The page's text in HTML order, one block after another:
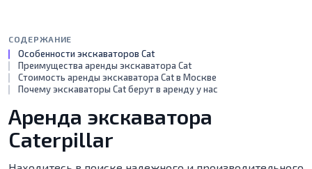
СОДЕРЖАНИЕ
Особенности экскаваторов Cat
Преимущества аренды экскаватора Cat
Стоимость аренды экскаватора Cat в Москве
Почему экскаваторы Cat берут в аренду у нас
Аренда экскаватора
Caterpillar